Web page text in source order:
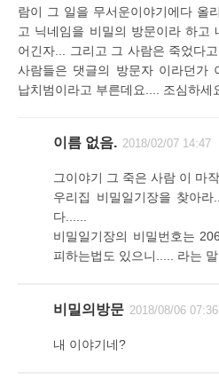
람이 그 일을 무서운이야기에다 올
고 닉네임을 비밀의 방문이라 하고
어긴자... 그리고 그 사람은 죽었다
사람들은 댓글의 방문자 이라던가
납치범이라고 부른데요.... 조심하세
이름 없음. 2018/02/07 14:47
그이야기 그 죽은 사람 이 마
우리집 비밀일기장을 찾아
다......
비밀일기장의 비밀번호는
피하는법도 있으니..... 라는
비밀의방문 2018/08/06 07:36
내 이야기네?